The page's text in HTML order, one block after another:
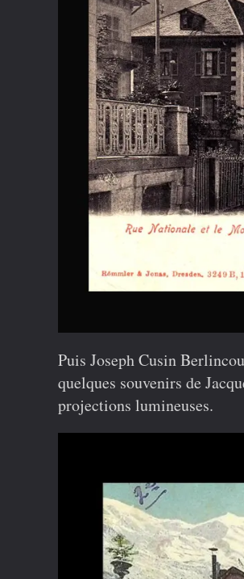
Puis Joseph Cusin
quelques souvenirs de
projections lumineuses.